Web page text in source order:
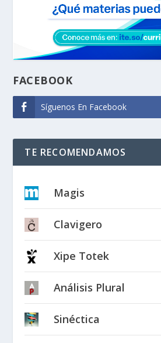
FACEBOOK
Síguenos En Facebook
TE RECOMENDAMOS
Magis
Clavigero
Xipe Totek
Análisis Plural
Sinéctica